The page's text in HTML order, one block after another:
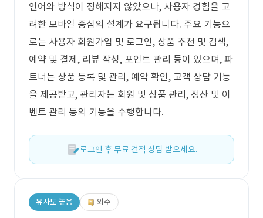
언어와 방식이 정해지지 않았으나, 사용자 경험을 고
려한 모바일 중심의 설계가 요구됩니다. 주요 기능으
로는 사용자 회원가입 및 로그인, 상품 추천 및 검색,
예약 및 결제, 리뷰 작성, 포인트 관리 등이 있으며, 파
트너는 상품 등록 및 관리, 예약 확인, 고객 상담 기능
을 제공받고, 관리자는 회원 및 상품 관리, 정산 및 이
벤트 관리 등의 기능을 수행합니다.
로그인 후 무료 견적 상담 받으세요.
유사도 높음 외주